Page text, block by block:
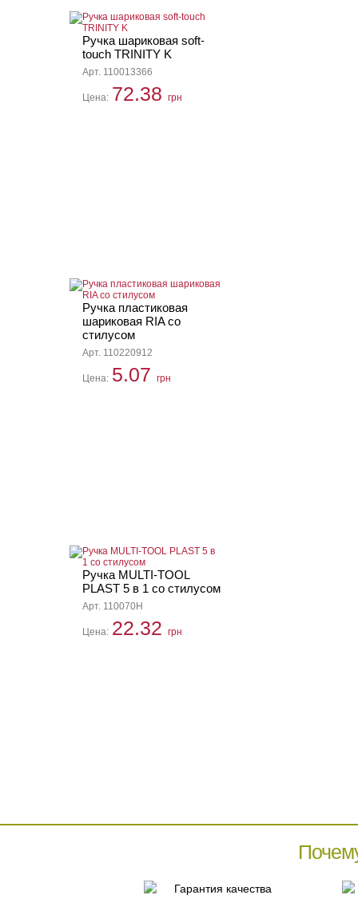
Ручка шариковая soft-
touch TRINITY K
Арт. 110013366
Цена: 72.38 грн
Ручка пластиковая
шариковая RIA со
стилусом
Арт. 110220912
Цена: 5.07 грн
Ручка MULTI-TOOL
PLAST 5 в 1 со стилусом
Арт. 110070H
Цена: 22.32 грн
Гарантия качества